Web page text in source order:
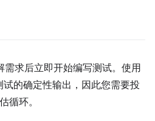
需求后立即开始编写测试。使用
的确定性输出，因此您需要投
循环。